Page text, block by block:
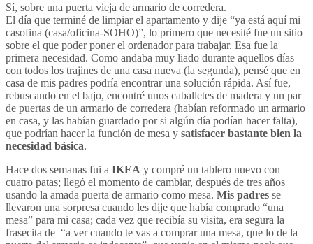
Sí, sobre una puerta vieja de armario de corredera.
El día que terminé de limpiar el apartamento y dije “ya está aquí mi
casofina (casa/oficina-SOHO)”, lo primero que necesité fue un sitio
sobre el que poder poner el ordenador para trabajar. Esa fue la
primera necesidad. Como andaba muy liado durante aquellos días
con todos los trajines de una casa nueva (la segunda), pensé que en
casa de mis padres podría encontrar una solución rápida. Así fue,
rebuscando en el bajo, encontré unos caballetes de madera y un par
de puertas de un armario de corredera (habían reformado un armario
en casa, y las habían guardado por si algún día podían hacer falta),
que podrían hacer la función de mesa y satisfacer bastante bien la
necesidad básica.
Hace dos semanas fui a IKEA y compré un tablero nuevo con
cuatro patas; llegó el momento de cambiar, después de tres años
usando la amada puerta de armario como mesa. Mis padres se
llevaron una sorpresa cuando les dije que había comprado “una
mesa” para mi casa; cada vez que recibía su visita, era segura la
frasecita de “a ver cuando te vas a comprar una mesa, que lo de la